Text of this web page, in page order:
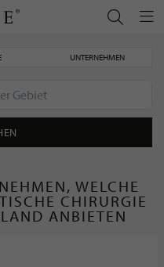
UNTERNEHMEN
WELCHE
CHIRURGIE
ANBIETEN